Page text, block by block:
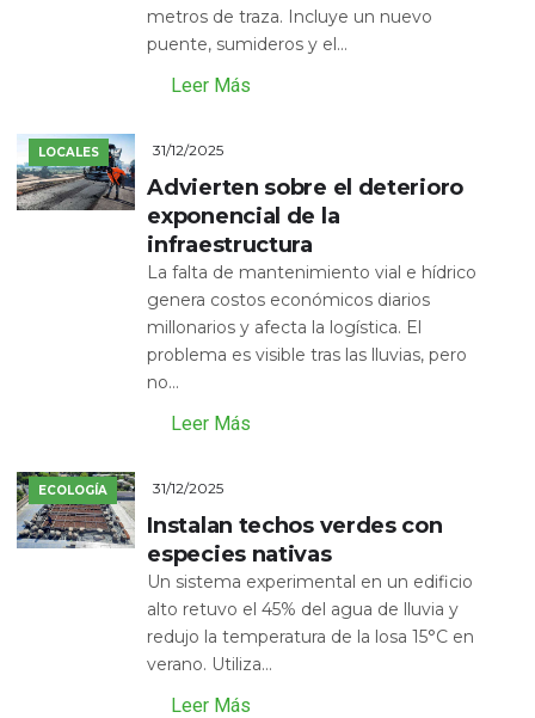
metros de traza. Incluye un nuevo
puente, sumideros y el...
Leer Más
LOCALES 31/12/2025
Advierten sobre el deterioro
exponencial de la
infraestructura
La falta de mantenimiento vial e hídrico
genera costos económicos diarios
millonarios y afecta la logística. El
problema es visible tras las lluvias, pero
no...
Leer Más
ECOLOGÍA 31/12/2025
Instalan techos verdes con
especies nativas
Un sistema experimental en un edificio
alto retuvo el 45% del agua de lluvia y
redujo la temperatura de la losa 15°C en
verano. Utiliza...
Leer Más